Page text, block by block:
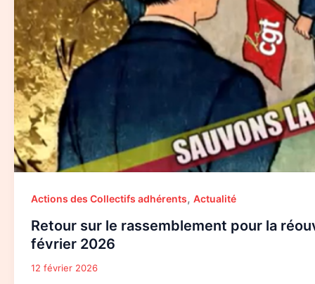
Actions des Collectifs adhérents, Actualité
Retour sur le rassemblement pour la
février 2026
12 février 2026